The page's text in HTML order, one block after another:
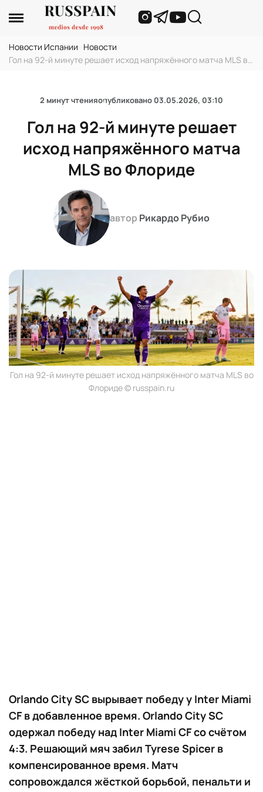
Новости Испании Новости
Гол на 92-й минуте решает исход напряжённого матча MLS во
2 минут чтенияопубликовано 03.05.2026, 03:10
Гол на 92-й минуте решает
исход напряжённого матча
MLS во Флориде
автор Рикардо Рубио
Гол на 92-й минуте решает исход напряжённого матча MLS во
Флориде © russpain.ru
Orlando City SC вырывает победу у Inter Miami
CF в добавленное время. Orlando City SC
одержал победу над Inter Miami CF со счётом
4:3. Решающий мяч забил Tyrese Spicer в
компенсированное время. Матч
сопровождался жёсткой борьбой, пенальти и